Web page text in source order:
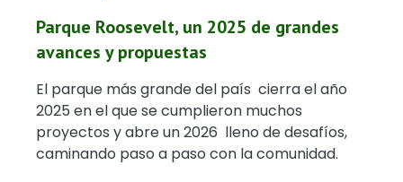
Parque Roosevelt, un 2025 de grandes
avances y propuestas
El parque más grande del país cierra el año
2025 en el que se cumplieron muchos
proyectos y abre un 2026 lleno de desafíos,
caminando paso a paso con la comunidad.